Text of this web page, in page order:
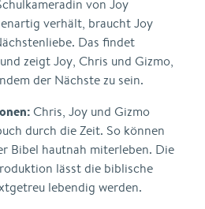
von Joy
verhält, braucht Joy
Das findet
zeigt Joy, Chris und Gizmo,
der Nächste zu sein.
Chris, Joy und Gizmo
durch die Zeit. So können
Bibel hautnah miterleben. Die
lässt die biblische
lebendig werden.